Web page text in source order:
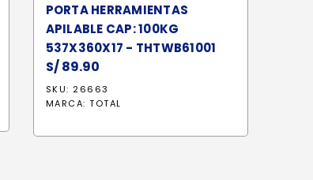
PORTA HERRAMIENTAS
APILABLE CAP: 100KG
537X360X17 - THTWB61001
S/89.90
SKU: 26663
MARCA: TOTAL